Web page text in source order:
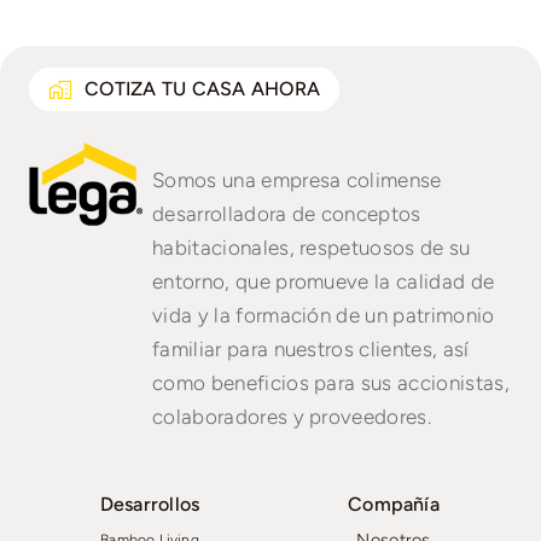
COTIZA TU CASA AHORA
Somos una empresa colimense
desarrolladora de conceptos
habitacionales, respetuosos de su
entorno, que promueve la calidad de
vida y la formación de un patrimonio
familiar para nuestros clientes, así
como beneficios para sus accionistas,
colaboradores y proveedores.
Compañía
Desarrollos